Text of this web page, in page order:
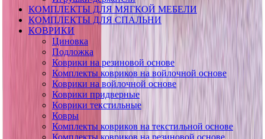
КОМПЛЕКТЫ ДЛЯ МЯГКОЙ МЕБЕЛИ
КОМПЛЕКТЫ ДЛЯ СПАЛЬНИ
КОВРИКИ
Циновка
Подложка
Коврики на резиновой основе
Комплекты ковриков на войлочной основе
Коврики на войлочной основе
Коврики придверные
Коврики текстильные
Ковры
Комплекты ковриков на текстильной основе
Комплекты ковриков на резиновой основе